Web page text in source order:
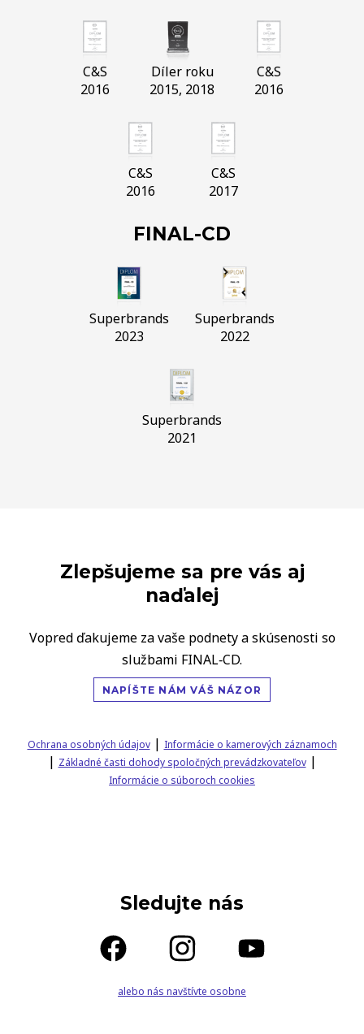
C&S
2016
Díler roku
2015, 2018
C&S
2016
C&S
2016
C&S
2017
FINAL-CD
Superbrands
2023
Superbrands
2022
Superbrands
2021
Zlepšujeme sa pre vás aj
naďalej
Vopred ďakujeme za vaše podnety a skúsenosti so
službami FINAL‑CD.
NAPÍŠTE NÁM VÁŠ NÁZOR
Ochrana osobných údajov| Informácie o kamerových záznamoch
| Základné časti dohody spoločných prevádzkovateľov|
Informácie o súboroch cookies
Sledujte nás
alebo nás navštívte osobne